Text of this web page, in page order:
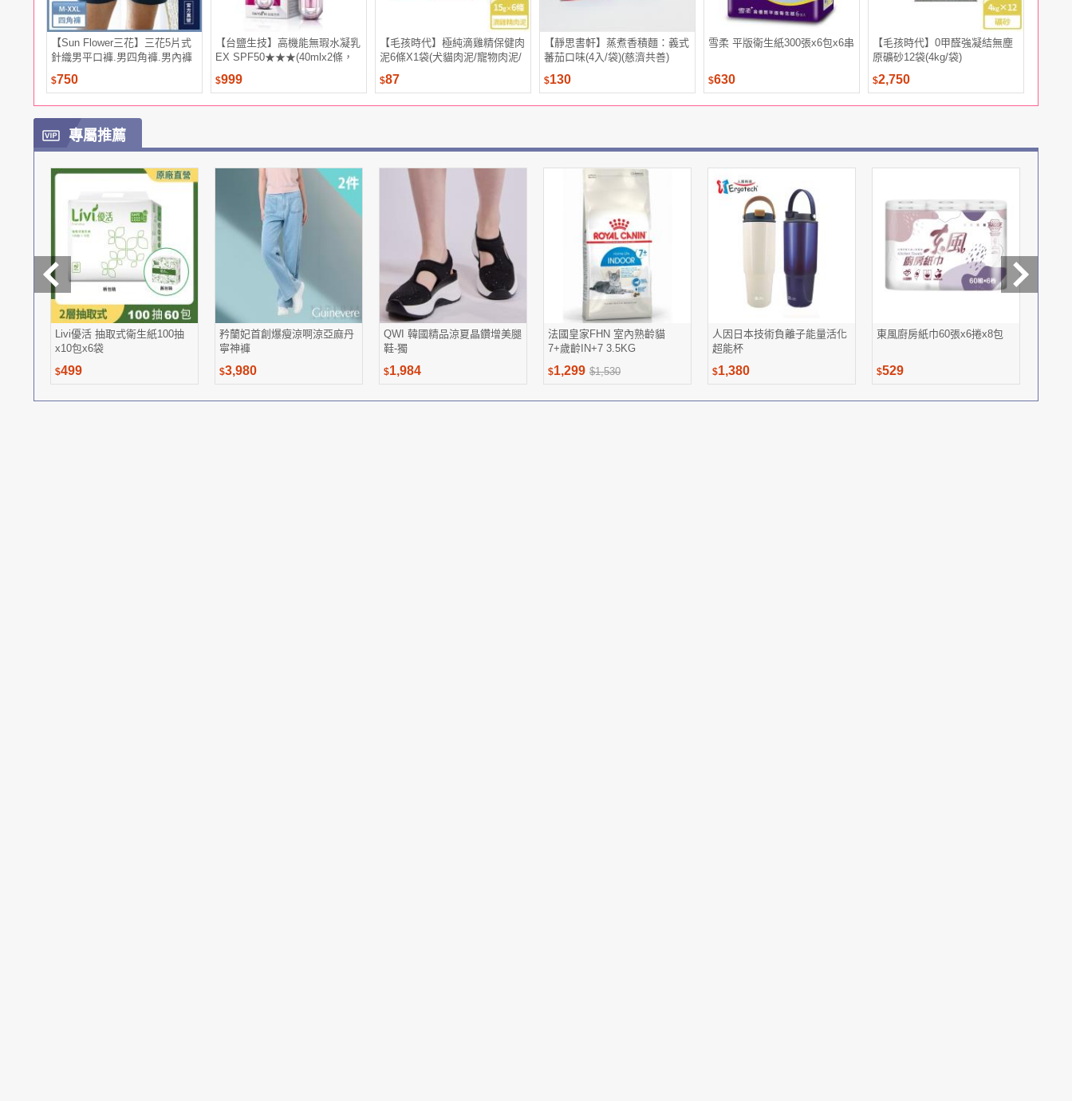
【Sun Flower三花】三花5片式
針織男平口褲.男四角褲.男內褲
(3件組)
$750
【台鹽生技】高機能無瑕水凝乳
EX SPF50★★★(40mlx2條，
共80ml)
$999
【毛孩時代】極純滴雞精保健肉
泥6條X1袋(犬貓肉泥/寵物肉泥/
貓肉泥)
$87
【靜思書軒】蒸煮香積麵：義式
蕃茄口味(4入/袋)(慈濟共善)
$130
雪柔 平版衛生紙300張x6包x6串
$630
【毛孩時代】0甲醛強凝結無塵
原礦砂12袋(4kg/袋)
$2,750
專屬推薦
Livi優活 抽取式衛生紙100抽
x10包x6袋
$499
矜蘭妃首創爆瘦涼啊涼亞麻丹
寧神褲
$3,980
QWI 韓國精品涼夏晶鑽增美腿
鞋-獨
$1,984
法國皇家FHN 室內熟齡貓
7+歲齡IN+7 3.5KG
$1,299 $1,530
人因日本技術負離子能量活化
超能杯
$1,380
東風廚房紙巾60張x6捲x8包
$529